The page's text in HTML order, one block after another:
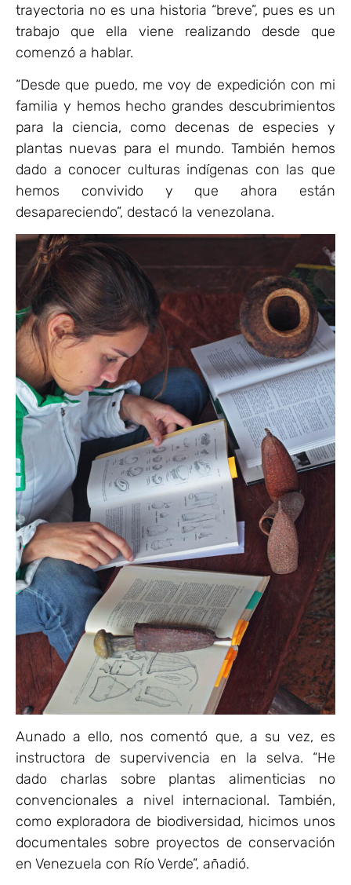
trayectoria no es una historia “breve”, pues es un
trabajo que ella viene realizando desde que
comenzó a hablar.
“Desde que puedo, me voy de expedición con mi
familia y hemos hecho grandes descubrimientos
para la ciencia, como decenas de especies y
plantas nuevas para el mundo. También hemos
dado a conocer culturas indígenas con las que
hemos convivido y que ahora están
desapareciendo”, destacó la venezolana.
Aunado a ello, nos comentó que, a su vez, es
instructora de supervivencia en la selva. “He
dado charlas sobre plantas alimenticias no
convencionales a nivel internacional. También,
como exploradora de biodiversidad, hicimos unos
documentales sobre proyectos de conservación
en Venezuela con Río Verde”, añadió.